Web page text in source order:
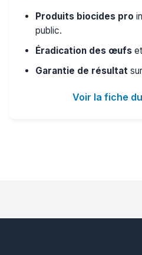
Produits biocides pro
public.
Éradication des œufs
Garantie de résultat
Voir la fiche